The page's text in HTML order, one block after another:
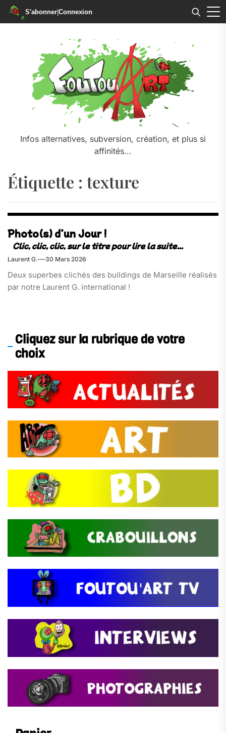
S'abonner|Connexion
Infos alternatives, subversion, création, et plus si
affinités...
Étiquette : texture
Photo(s) d’un Jour !
Laurent G. 30 Mars 2026
Deux superbes clichés des buildings de Marseille réalisés
par notre Laurent G. international !
Cliquez sur la rubrique de votre
choix